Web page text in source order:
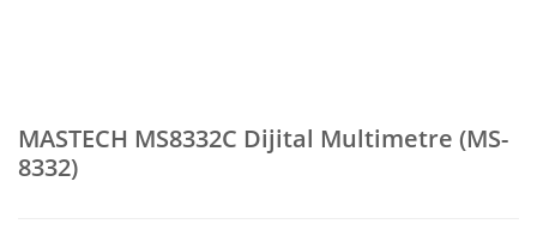
MASTECH MS8332C Dijital Multimetre (MS-
8332)